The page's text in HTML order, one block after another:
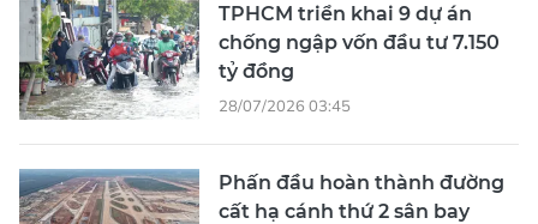
TPHCM triển khai 9 dự án
chống ngập vốn đầu tư 7.150
tỷ đồng
28/07/2026 03:45
Phấn đầu hoàn thành đường
cất hạ cánh thứ 2 sân bay